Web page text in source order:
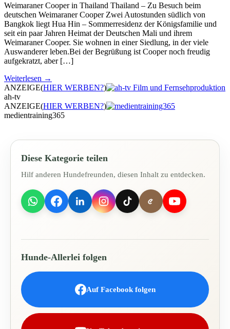
Weimaraner Cooper in Thailand Thailand – Zu Besuch beim
deutschen Weimaraner Cooper Zwei Autostunden südlich von
Bangkok liegt Hua Hin – Sommerresidenz der Königsfamilie und
seit ein paar Jahren Heimat der Deutschen Mali und ihrem
Weimaraner Cooper. Sie wohnen in einer Siedlung, in der viele
Auswanderer leben.Bei der Begrüßung ist Cooper noch freudig
aufgekratzt, aber […]
Weiterlesen →
ANZEIGE(HIER WERBEN?)
ah-tv
ANZEIGE(HIER WERBEN?)
medientraining365
Diese Kategorie teilen
Hilf anderen Hundefreunden, diesen Inhalt zu entdecken.
Hunde-Allerlei folgen
Auf Facebook folgen